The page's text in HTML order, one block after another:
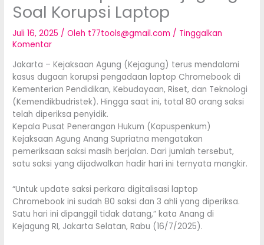
Soal Korupsi Laptop
Juli 16, 2025 / Oleh t77tools@gmail.com / Tinggalkan
Komentar
Jakarta – Kejaksaan Agung (Kejagung) terus mendalami
kasus dugaan korupsi pengadaan laptop Chromebook di
Kementerian Pendidikan, Kebudayaan, Riset, dan Teknologi
(Kemendikbudristek). Hingga saat ini, total 80 orang saksi
telah diperiksa penyidik.
Kepala Pusat Penerangan Hukum (Kapuspenkum)
Kejaksaan Agung Anang Supriatna mengatakan
pemeriksaan saksi masih berjalan. Dari jumlah tersebut,
satu saksi yang dijadwalkan hadir hari ini ternyata mangkir.
“Untuk update saksi perkara digitalisasi laptop
Chromebook ini sudah 80 saksi dan 3 ahli yang diperiksa.
Satu hari ini dipanggil tidak datang,” kata Anang di
Kejagung RI, Jakarta Selatan, Rabu (16/7/2025).